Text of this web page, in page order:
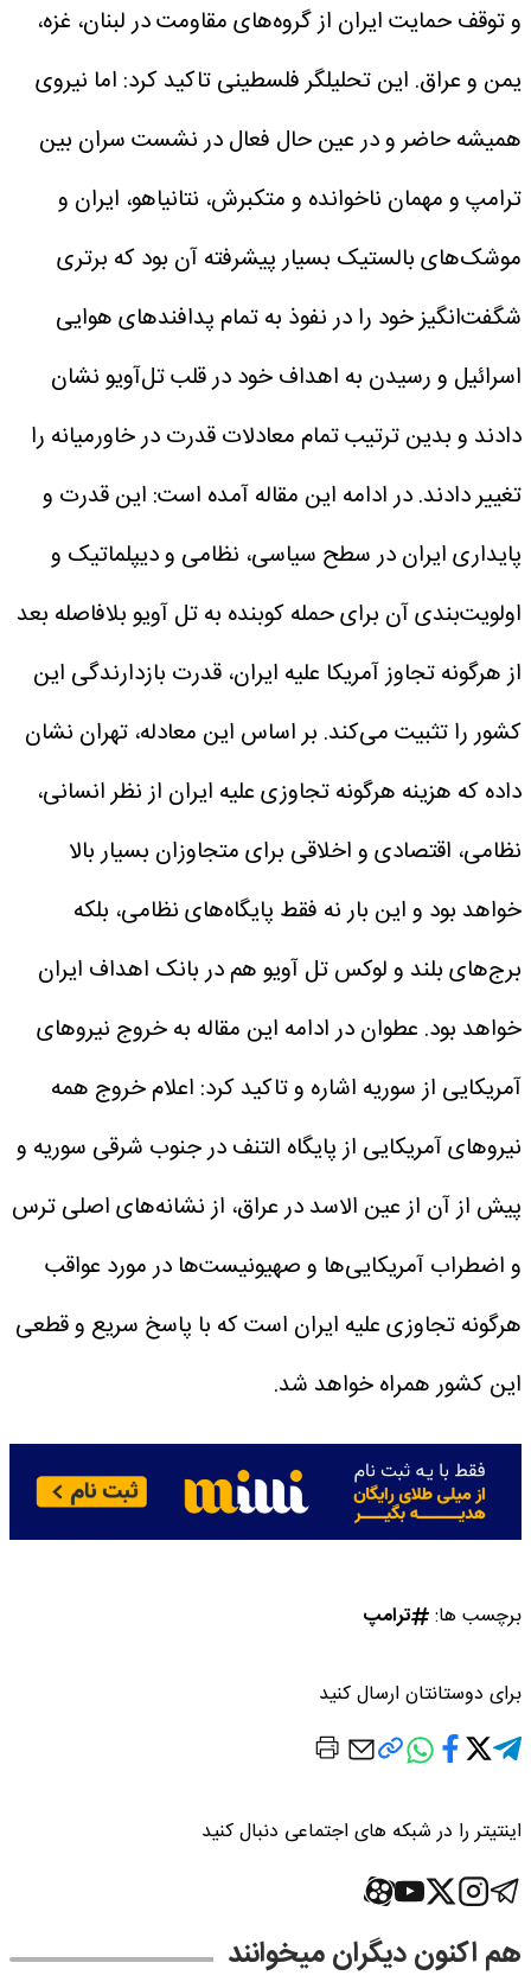
و توقف حمایت ایران از گروه‌های مقاومت در لبنان، غزه،
یمن و عراق. این تحلیلگر فلسطینی تاکید کرد: اما نیروی
همیشه حاضر و در عین حال فعال در نشست سران بین
ترامپ و مهمان ناخوانده و متکبرش، نتانیاهو، ایران و
موشک‌های بالستیک بسیار پیشرفته آن بود که برتری
شگفت‌انگیز خود را در نفوذ به تمام پدافندهای هوایی
اسرائیل و رسیدن به اهداف خود در قلب تل‌آویو نشان
دادند و بدین ترتیب تمام معادلات قدرت در خاورمیانه را
تغییر دادند.در ادامه این مقاله آمده است: این قدرت و
پایداری ایران در سطح سیاسی، نظامی و دیپلماتیک و
اولویت‌بندی آن برای حمله کوبنده به تل آویو بلافاصله بعد
از هرگونه تجاوز آمریکا علیه ایران، قدرت بازدارندگی این
کشور را تثبیت می‌کند. بر اساس این معادله، تهران نشان
داده که هزینه هرگونه تجاوزی علیه ایران از نظر انسانی،
نظامی، اقتصادی و اخلاقی برای متجاوزان بسیار بالا
خواهد بود و این بار نه فقط پایگاه‌های نظامی، بلکه
برج‌های بلند و لوکس تل آویو هم در بانک اهداف ایران
خواهد بود. عطوان در ادامه این مقاله به خروج نیروهای
آمریکایی از سوریه اشاره و تاکید کرد: اعلام خروج همه
نیروهای آمریکایی از پایگاه التنف در جنوب شرقی سوریه و
پیش از آن از عین الاسد در عراق، از نشانه‌های اصلی ترس
و اضطراب آمریکایی‌ها و صهیونیست‌ها در مورد عواقب
هرگونه تجاوزی علیه ایران است که با پاسخ سریع و قطعی
این کشور همراه خواهد شد.
برچسب ها: ترامپ
برای دوستانتان ارسال کنید
اینتیتر را در شبکه های اجتماعی دنبال کنید
هم اکنون دیگران میخوانند